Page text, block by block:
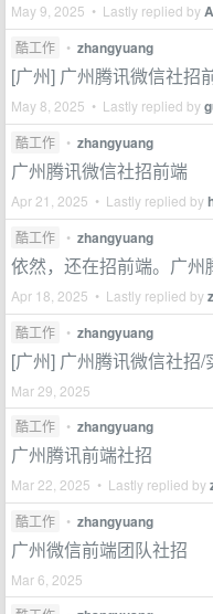
May 9, 2025 • Lastly replied by
酷工作 • zhangyuang
[广州] 广州腾讯微信社招
May 8, 2025 • Lastly replied by
酷工作 • zhangyuang
广州腾讯微信社招前端
Apr 21, 2025 • Lastly replied by
酷工作 • zhangyuang
依然，还在招前端。广州
Apr 18, 2025 • Lastly replied by
酷工作 • zhangyuang
[广州] 广州腾讯微信社招/
Mar 29, 2025
酷工作
• zhangyuang
广州腾讯前端社招
Mar 22, 2025 • Lastly replied by
酷工作 • zhangyuang
广州微信前端团队社招
Mar 6, 2025